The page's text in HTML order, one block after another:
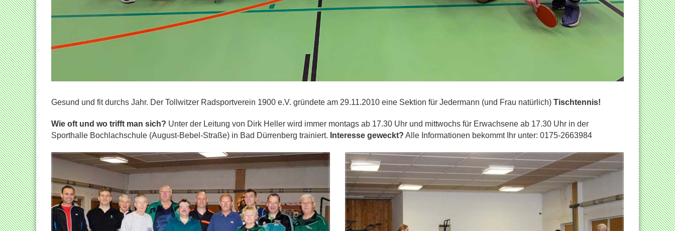
Gesund und fit durchs Jahr. Der Tollwitzer Radsportverein 1900 e.V. gründete am 29.11.2010 eine Sektion für Jedermann (und Frau natürlich) Tischtennis!
Wie oft und wo trifft man sich? Unter der Leitung von Dirk Heller wird immer montags ab 17.30 Uhr und mittwochs für Erwachsene ab 17.30 Uhr in der
Sporthalle Bochlachschule (August-Bebel-Straße) in Bad Dürrenberg trainiert. Interesse geweckt? Alle Informationen bekommt Ihr unter: 0175-2663984